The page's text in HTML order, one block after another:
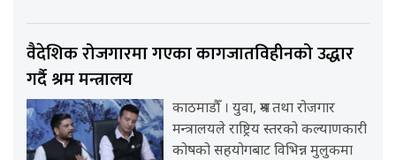
वैदेशिक रोजगारमा गएका कागजातविहीनको उद्धार
गर्दै श्रम मन्त्रालय
काठमाडौँ । युवा, श्रम तथा रोजगार
मन्त्रालयले राष्ट्रिय स्तरको कल्याणकारी
कोषको सहयोगबाट विभिन्न मुलुकमा